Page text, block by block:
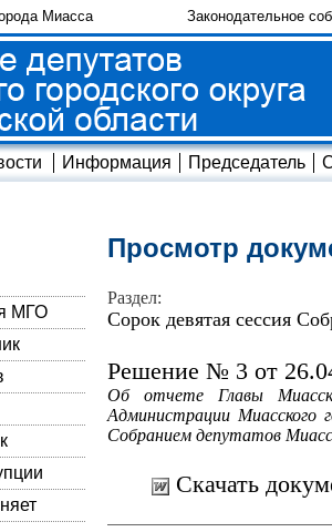
Миасса Законодательное
Информация Председатель
МГО
Просмотр
Раздел:
Сорок девятая сессия
Решение № 3 от
Об отчете Главы
Администрации Миасского
Собранием депутатов
Скачать